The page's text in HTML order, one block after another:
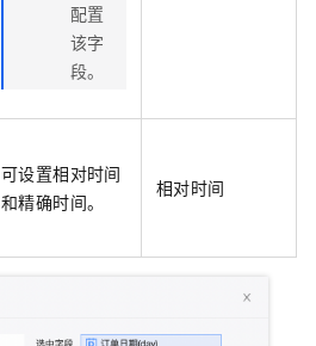
配置
该字
段。
可设置相对时间
和精确时间。
相对时间